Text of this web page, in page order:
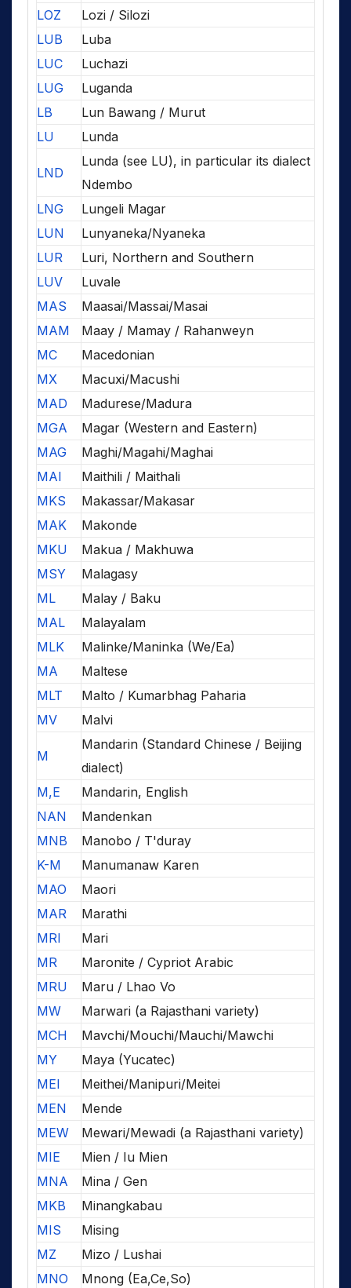
LOZ
Lozi / Silozi
LUB
Luba
LUC
Luchazi
LUG
Luganda
LB
Lun Bawang / Murut
LU
Lunda
LND
Lunda (see LU), in particular its dialect
Ndembo
LNG
Lungeli Magar
LUN
Lunyaneka/Nyaneka
LUR
Luri, Northern and Southern
LUV
Luvale
MAS
Maasai/Massai/Masai
MAM
Maay / Mamay / Rahanweyn
MC
Macedonian
MX
Macuxi/Macushi
MAD
Madurese/Madura
MGA
Magar (Western and Eastern)
MAG
Maghi/Magahi/Maghai
MAI
Maithili / Maithali
MKS
Makassar/Makasar
MAK
Makonde
MKU
Makua / Makhuwa
MSY
Malagasy
ML
Malay / Baku
MAL
Malayalam
MLK
Malinke/Maninka (We/Ea)
MA
Maltese
MLT
Malto / Kumarbhag Paharia
MV
Malvi
M
Mandarin (Standard Chinese / Beijing
dialect)
M,E
Mandarin, English
NAN
Mandenkan
MNB
Manobo / T'duray
K-M
Manumanaw Karen
MAO
Maori
MAR
Marathi
MRI
Mari
MR
Maronite / Cypriot Arabic
MRU
Maru / Lhao Vo
MW
Marwari (a Rajasthani variety)
MCH
Mavchi/Mouchi/Mauchi/Mawchi
MY
Maya (Yucatec)
MEI
Meithei/Manipuri/Meitei
MEN
Mende
MEW
Mewari/Mewadi (a Rajasthani variety)
MIE
Mien / Iu Mien
MNA
Mina / Gen
MKB
Minangkabau
MIS
Mising
MZ
Mizo / Lushai
MNO
Mnong (Ea,Ce,So)